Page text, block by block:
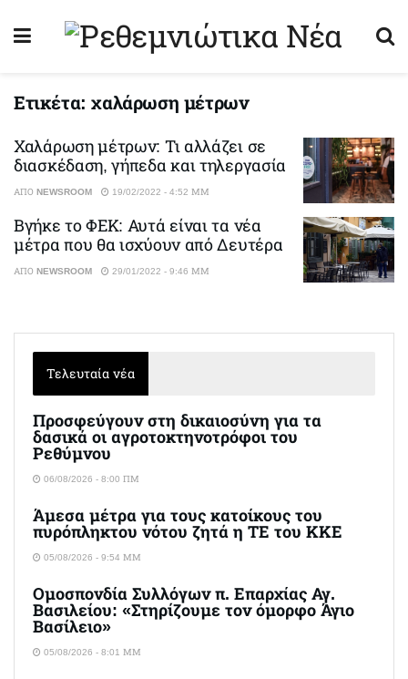
Ετικέτα:χαλάρωση μέτρων
Χαλάρωση μέτρων: Τι αλλάζει σε
διασκέδαση, γήπεδα και τηλεργασία
ΑΠΌ NEWSROOM 19/02/2022 - 4:52 ΜΜ
Βγήκε το ΦΕΚ: Αυτά είναι τα νέα
μέτρα που θα ισχύουν από Δευτέρα
ΑΠΌ NEWSROOM 29/01/2022 - 9:46 ΜΜ
Τελευταία νέα
Προσφεύγουν στη δικαιοσύνη για τα
δασικά οι αγροτοκτηνοτρόφοι του
Ρεθύμνου
06/08/2026 - 8:00 ΠΜ
Άμεσα μέτρα για τους κατοίκους του
πυρόπληκτου νότου ζητά η ΤΕ του ΚΚΕ
05/08/2026 - 9:54 ΜΜ
Ομοσπονδία Συλλόγων π. Επαρχίας Αγ.
Βασιλείου: «Στηρίζουμε τον όμορφο Άγιο
Βασίλειο»
05/08/2026 - 8:01 ΜΜ